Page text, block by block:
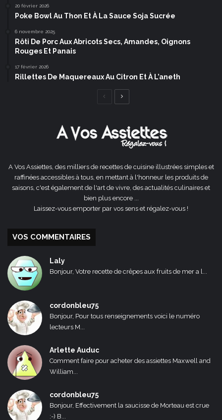
20 février 2026
Poke Bowl Au Thon Et À La Sauce Soja Sucrée
6 novembre 2025
Rôti De Porc Aux Abricots Secs, Amandes, Oignons
Rouges Et Panais
17 février 2026
Rillettes De Maquereaux Au Citron Et À L’aneth
Page
A Vos Assiettes, des milliers de recettes de cuisine illustrées simples et
raffinées accessibles à tous, en mettant à l'honneur les produits de
saisons, c'est également de l'art de vivre, des actualités culinaires et
bien plus encore ...
Laissez-vous emporter par vos sens et régalez-vous !
VOS COMMENTAIRES
Laly
Bonjour, Votre recette de crêpes aux fruits de mer a l...
cordonbleu75
Bonjour, Pour tous renseignements voici le numéro
lecteurs M...
Arlette Auduc
Comment faire pour acheter des assiettes Maxwell and
William...
cordonbleu75
Bonjour, Effectivement la saucisse de Morteau est crue
:-) B...